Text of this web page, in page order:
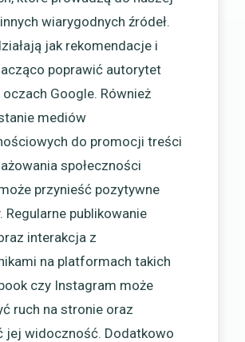
wiarygodnych źródeł.
jak rekomendacje i
poprawić autorytet
Google. Również
mediów
do promocji treści
społeczności
przynieść pozytywne
Regularne publikowanie
interakcja z
na platformach takich
czy Instagram może
ruch na stronie oraz
jej widoczność. Dodatkowo